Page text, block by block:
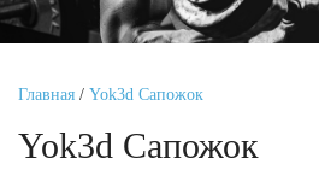
Главная / Yok3d Сапожок
Yok3d Сапожок